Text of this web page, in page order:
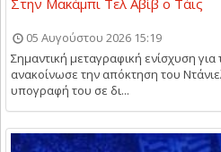
Στην Μακάμπι Τελ Αβίβ ο Τάις
05 Αυγούστου 2026 15:19
Σημαντική μεταγραφική ενίσχυση
ανακοίνωσε την απόκτηση του
υπογραφή του σε δι...